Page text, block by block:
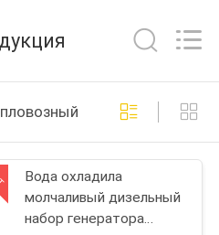
87
комплект
Вода охладила
молчаливый дизельный
набор генератора